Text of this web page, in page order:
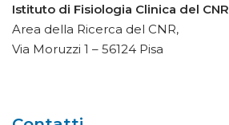
Istituto di Fisiologia Clinica del CNR
Area della Ricerca del CNR,
Via Moruzzi 1 – 56124 Pisa